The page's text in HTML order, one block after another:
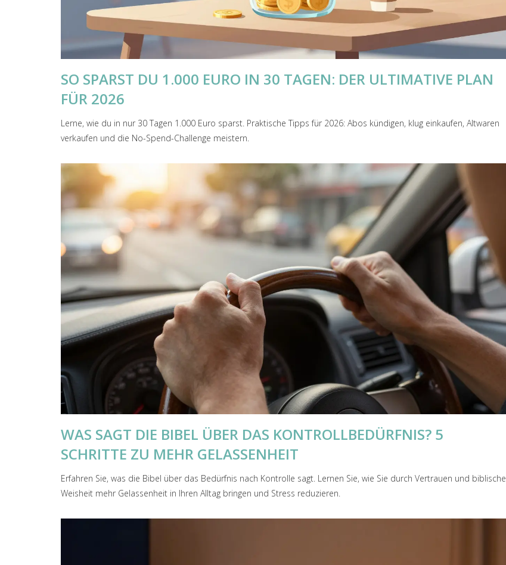
SO SPARST DU 1.000 EURO IN 30 TAGEN: DER ULTIMATIVE PLAN
FÜR 2026
Lerne, wie du in nur 30 Tagen 1.000 Euro sparst. Praktische Tipps für 2026: Abos kündigen, klug einkaufen, Altwaren
verkaufen und die No-Spend-Challenge meistern.
WAS SAGT DIE BIBEL ÜBER DAS KONTROLLBEDÜRFNIS? 5
SCHRITTE ZU MEHR GELASSENHEIT
Erfahren Sie, was die Bibel über das Bedürfnis nach Kontrolle sagt. Lernen Sie, wie Sie durch Vertrauen und biblische
Weisheit mehr Gelassenheit in Ihren Alltag bringen und Stress reduzieren.